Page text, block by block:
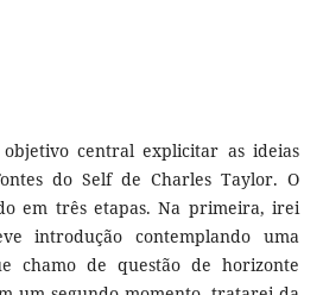
central explicitar as ideias
do Self de Charles Taylor. O
em três etapas. Na primeira, irei
introdução contemplando uma
chamo de questão de horizonte